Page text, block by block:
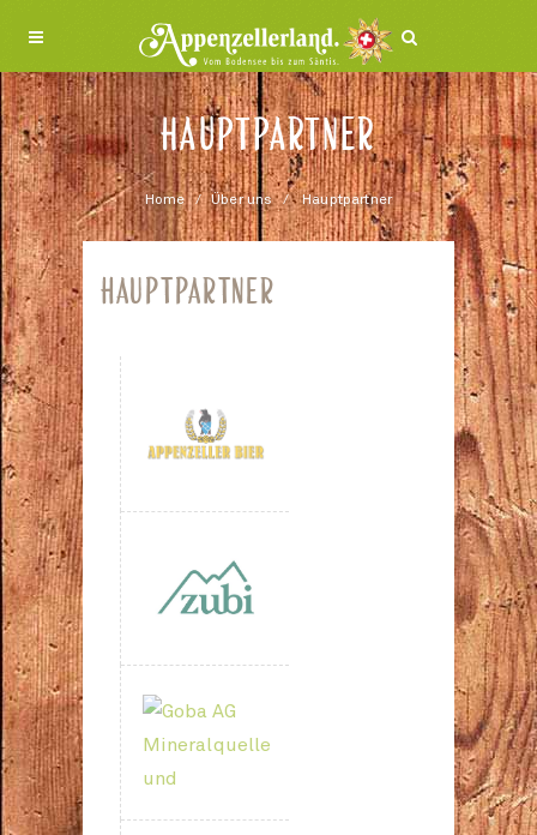
HAUPTPARTNER
Home Über uns Hauptpartner
HAUPTPARTNER